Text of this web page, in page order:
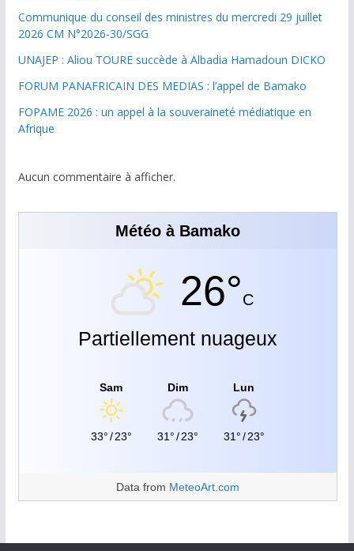
Communique du conseil des ministres du mercredi 29 juillet
2026 CM N°2026-30/SGG
UNAJEP : Aliou TOURE succède à Albadia Hamadoun DICKO
FORUM PANAFRICAIN DES MEDIAS : l’appel de Bamako
FOPAME 2026 : un appel à la souveraineté médiatique en
Afrique
Aucun commentaire à afficher.
Météo à Bamako
26°C
Partiellement nuageux
Sam
33°/23°
Dim
31°/23°
Lun
31°/23°
Data from MeteoArt.com